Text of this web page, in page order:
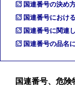
国連番号の決め
国連番号におけ
国連番号に関連
国連番号の品名
国連番号、危